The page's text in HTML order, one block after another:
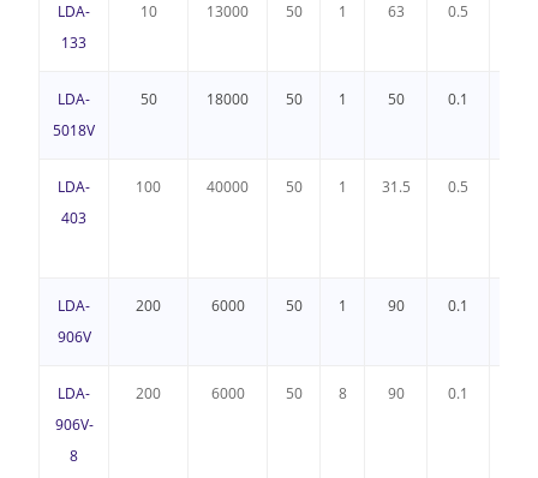
LDA-
133
10 13000 50 1 63 0.5
LDA-
5018V
50 18000 50 1 50 0.1
LDA-
403
100 40000 50 1 31.5 0.5
LDA-
906V
200 6000 50 1 90 0.1
LDA-
906V-
8
200 6000 50 8 90 0.1